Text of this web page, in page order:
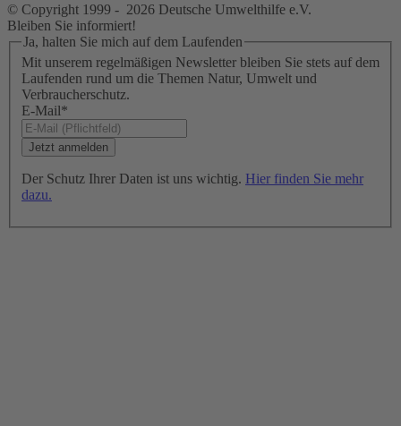
© Copyright 1999 - 2026 Deutsche Umwelthilfe e.V.
Bleiben Sie informiert!
Ja, halten Sie mich auf dem Laufenden
Mit unserem regelmäßigen Newsletter bleiben Sie stets auf dem
Laufenden rund um die Themen Natur, Umwelt und
Verbraucherschutz.
E-Mail*
Der Schutz Ihrer Daten ist uns wichtig. Hier finden Sie mehr
dazu.